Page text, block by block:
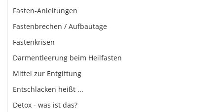
Fasten-Anleitungen
Fastenbrechen / Aufbautage
Fastenkrisen
Darmentleerung beim Heilfasten
Mittel zur Entgiftung
Entschlacken heißt ...
Detox - was ist das?